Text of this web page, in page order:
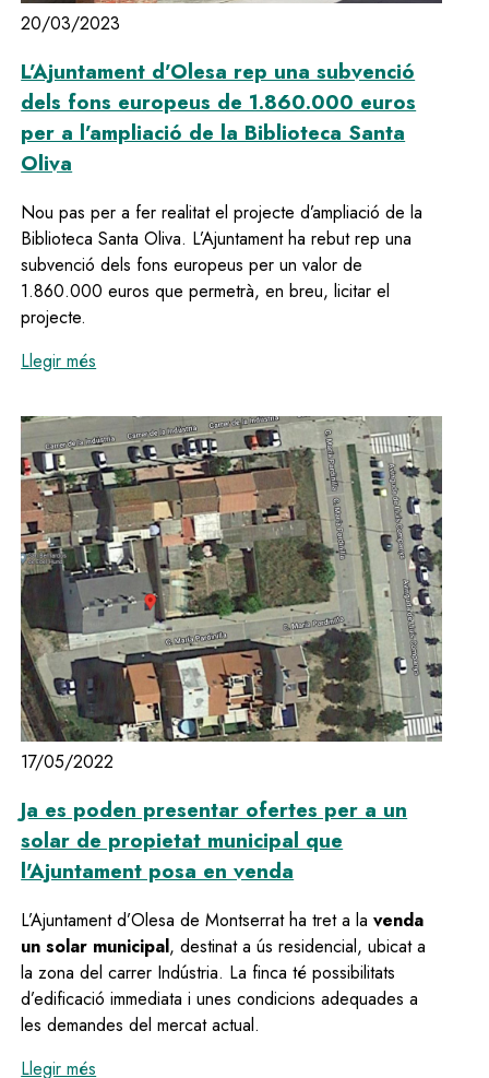
20/03/2023
L’Ajuntament d’Olesa rep una subvenció
dels fons europeus de 1.860.000 euros
per a l’ampliació de la Biblioteca Santa
Oliva
Nou pas per a fer realitat el projecte d’ampliació de la
Biblioteca Santa Oliva. L’Ajuntament ha rebut rep una
subvenció dels fons europeus per un valor de
1.860.000 euros que permetrà, en breu, licitar el
projecte.
Llegir més
17/05/2022
Ja es poden presentar ofertes per a un
solar de propietat municipal que
l'Ajuntament posa en venda
L’Ajuntament d’Olesa de Montserrat ha tret a lavenda
un solar municipal, destinat a ús residencial, ubicat a
la zona del carrer Indústria. La finca té possibilitats
d’edificació immediata i unes condicions adequades a
les demandes del mercat actual.
Llegir més